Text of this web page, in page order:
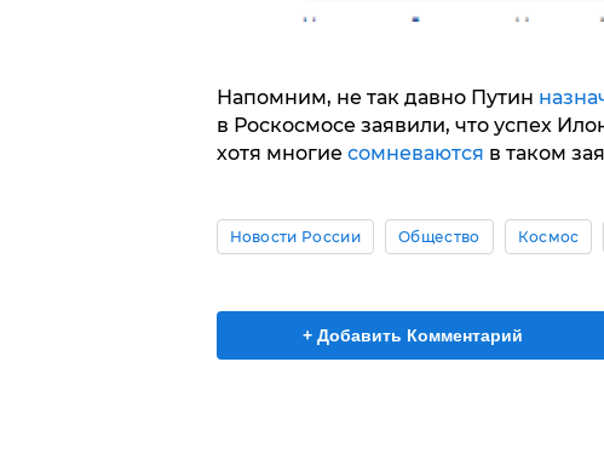
Напомним, не так давно Путин
в Роскосмосе заявили, что успех
хотя многие сомневаются в таком
Новости России Общество Космос
+ Добавить Комментарий